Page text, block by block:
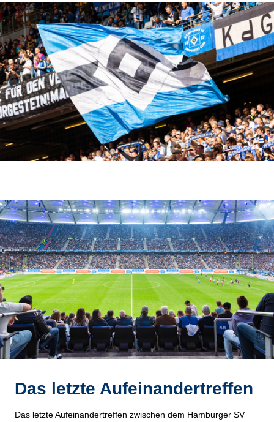
Das letzte Aufeinandertreffen
Das letzte Aufeinandertreffen zwischen dem Hamburger SV